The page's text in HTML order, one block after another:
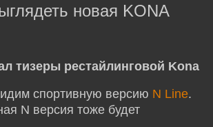
новая KONA
тизеры рестайлинговой Kona
спортивную версию N Line.
N версия тоже будет